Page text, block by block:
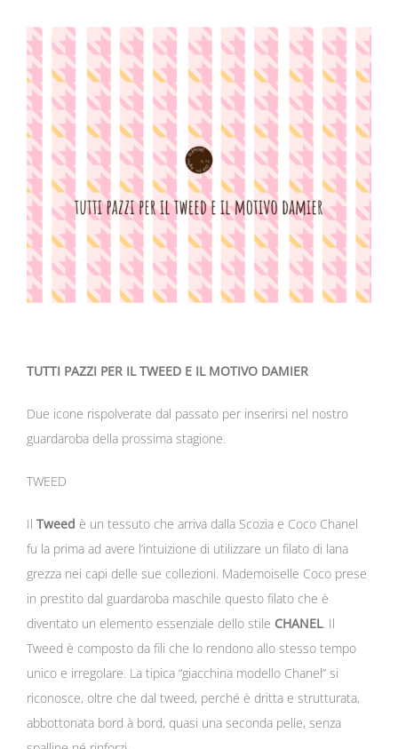
immagine
TUTTI PAZZI PER IL TWEED E IL MOTIVO DAMIER
Due icone rispolverate dal passato per inserirsi nel nostro
guardaroba della prossima stagione.
TWEED
Il Tweed è un tessuto che arriva dalla Scozia e Coco Chanel
fu la prima ad avere l’intuizione di utilizzare un filato di lana
grezza nei capi delle sue collezioni. Mademoiselle Coco prese
in prestito dal guardaroba maschile questo filato che è
diventato un elemento essenziale dello stile CHANEL. Il
Tweed è composto da fili che lo rendono allo stesso tempo
unico e irregolare. La tipica “giacchina modello Chanel” si
riconosce, oltre che dal tweed, perché è dritta e strutturata,
abbottonata bord à bord, quasi una seconda pelle, senza